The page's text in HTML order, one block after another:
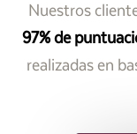
Nuestros
97% de
realizadas en